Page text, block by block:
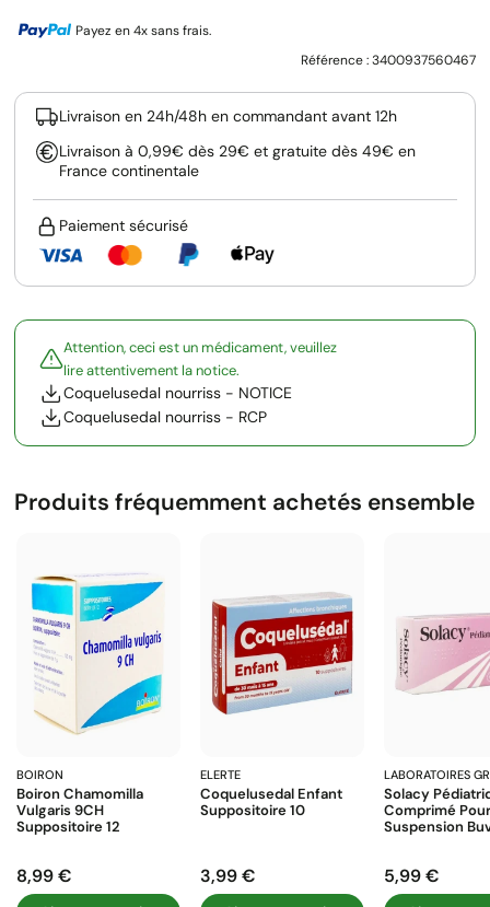
Payez en 4x sans frais.
Référence :3400937560467
Livraison en 24h/48h en commandant avant 12h
Livraison à 0,99€ dès 29€ et gratuite dès 49€ en
France continentale
Paiement sécurisé
Attention, ceci est un médicament, veuillez
lire attentivement la notice.
Coquelusedal nourriss - NOTICE
Coquelusedal nourriss - RCP
Produits fréquemment achetés ensemble
BOIRON
Boiron Chamomilla
Vulgaris 9CH
Suppositoire 12
Prix
8,99 €
ELERTE
Coquelusedal Enfant
Suppositoire 10
Prix
3,99 €
LABORATOIRES
Solacy
Comprimé Pour
Suspension
Prix
5,99 €